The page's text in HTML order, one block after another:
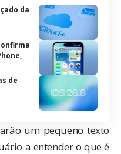
da
de
um pequeno texto
a entender o que é